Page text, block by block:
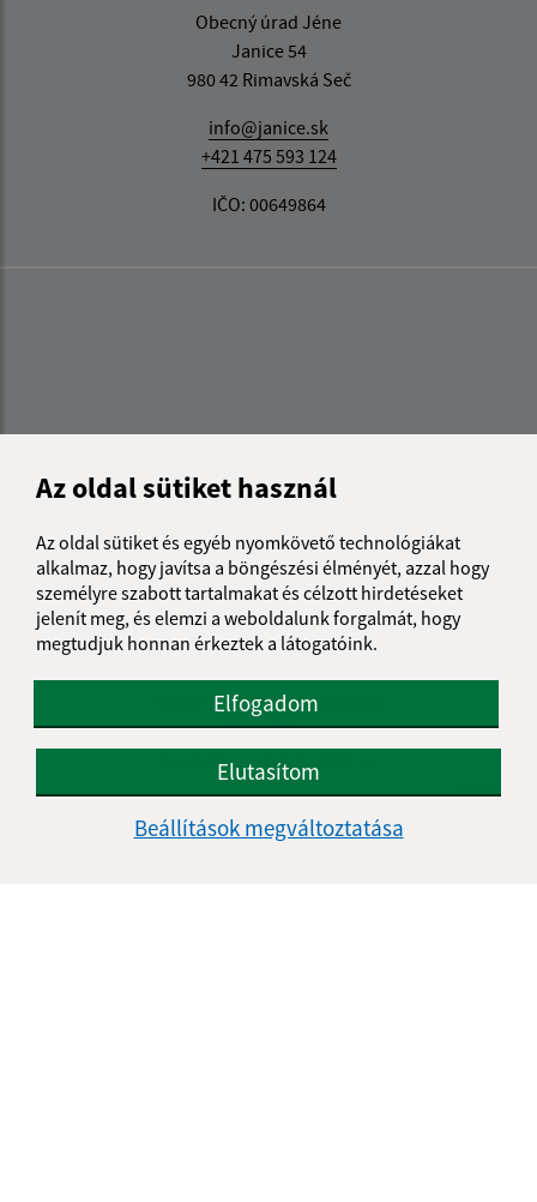
Az oldal sütiket használ
Az oldal sütiket és egyéb nyomkövető technológiákat
alkalmaz, hogy javítsa a böngészési élményét, azzal hogy
személyre szabott tartalmakat és célzott hirdetéseket
jelenít meg, és elemzi a weboldalunk forgalmát, hogy
megtudjuk honnan érkeztek a látogatóink.
Elfogadom
Elutasítom
Beállítások megváltoztatása
Obecný úrad Jéne
Janice 54
980 42 Rimavská Seč
info@janice.sk
+421 475 593 124
IČO: 00649864
Az oldalról:
Hozzáférhetőségi nyilatkozat
Szerzői jog
Személyes adatok védelme
Navigáció: